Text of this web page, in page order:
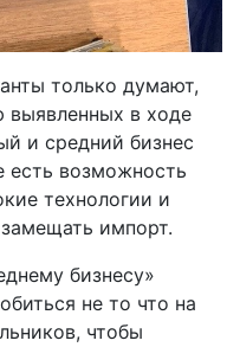
только думают,
выявленных в ходе
и средний бизнес
есть возможность
технологии и
импорт.
бизнесу»
не то что на
чтобы